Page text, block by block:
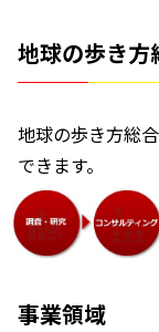
地球の歩き方
地球の歩き方総
できます。
事業領域